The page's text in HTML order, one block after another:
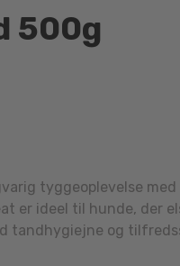
500g
tyggeoplevelse med
er ideel til hunde, der
tandhygiejne og